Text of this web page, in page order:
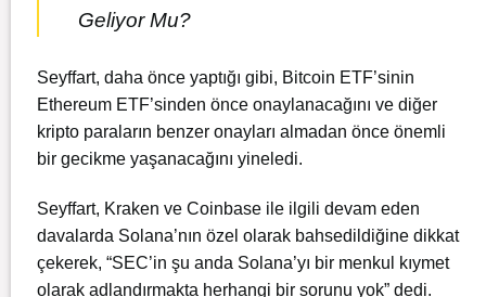
Geliyor Mu?
Seyffart, daha önce yaptığı gibi, Bitcoin ETF’sinin
Ethereum ETF’sinden önce onaylanacağını ve diğer
kripto paraların benzer onayları almadan önce önemli
bir gecikme yaşanacağını yineledi.
Seyffart, Kraken ve Coinbase ile ilgili devam eden
davalarda Solana’nın özel olarak bahsedildiğine dikkat
çekerek, “SEC’in şu anda Solana’yı bir menkul kıymet
olarak adlandırmakta herhangi bir sorunu yok” dedi.